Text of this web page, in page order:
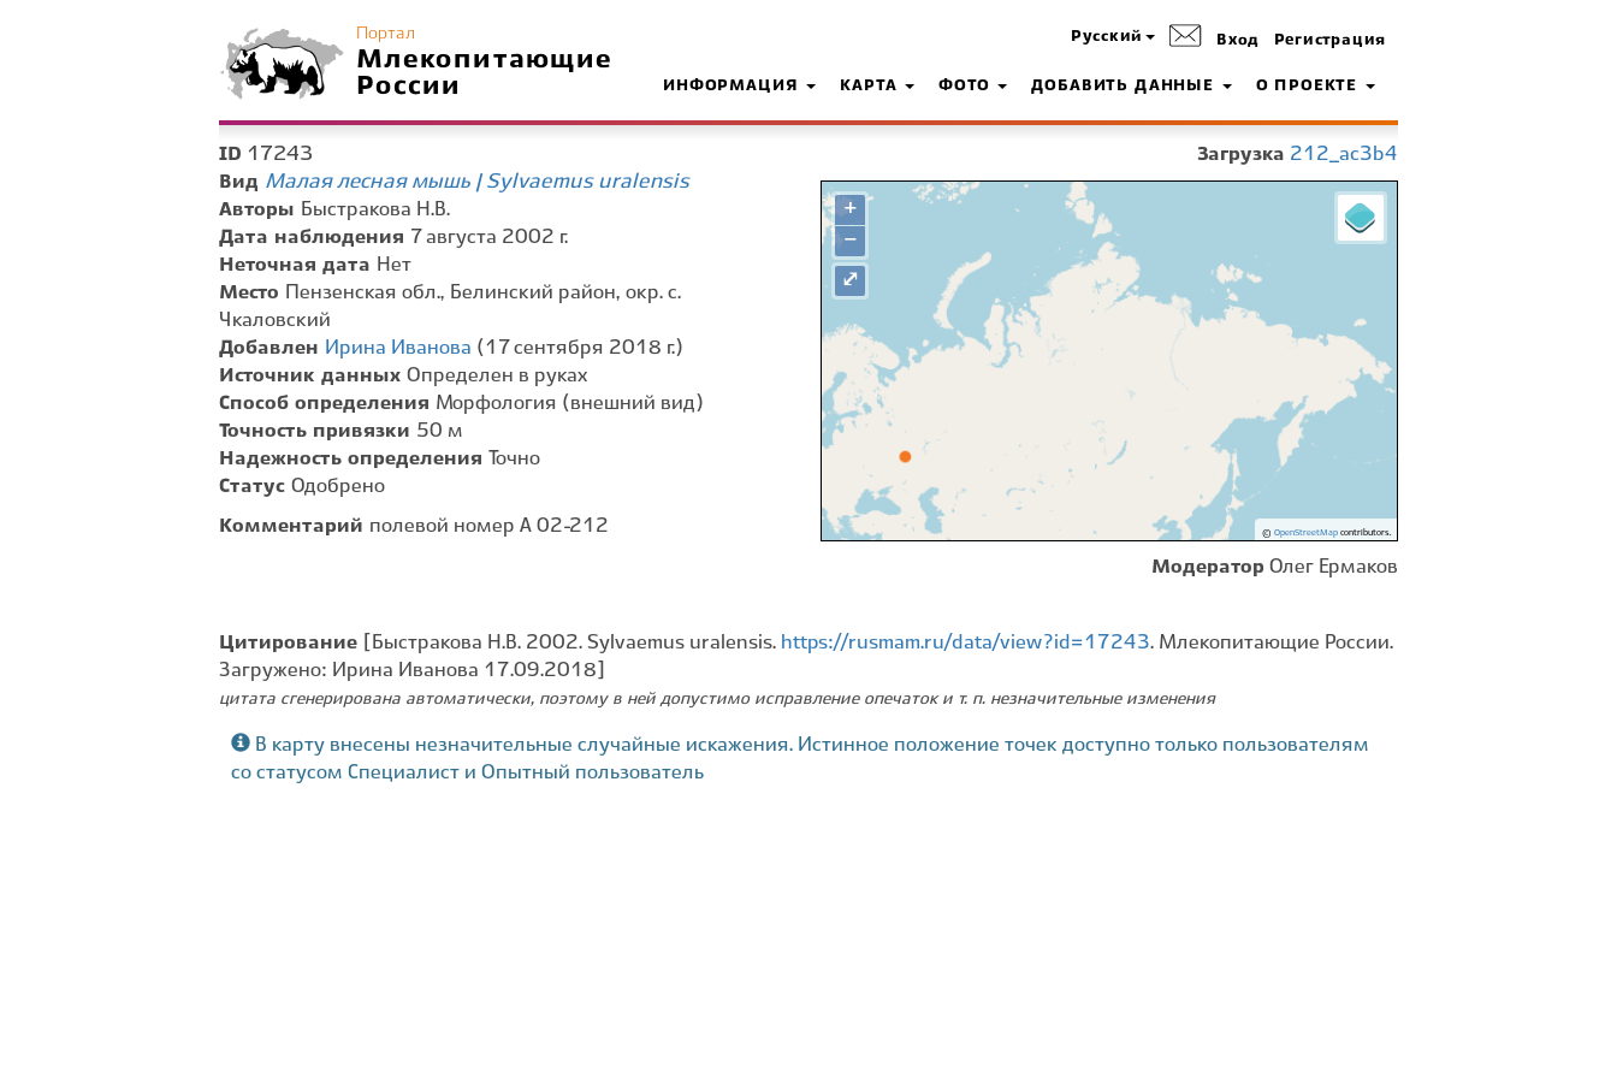
Портал
Млекопитающие
России
Русский Вход Регистрация
ИНФОРМАЦИЯ КАРТА ФОТО ДОБАВИТЬ ДАННЫЕ О ПРОЕКТЕ
ID 17243
Вид Малая лесная мышь | Sylvaemus uralensis
Авторы Быстракова Н.В.
Дата наблюдения 7 августа 2002 г.
Неточная дата Нет
Место
Пензенская обл., Белинский район, окр. с.
Чкаловский
Добавлен Ирина Иванова (17 сентября 2018 г.)
Источник данных Определен в руках
Способ определения Морфология (внешний вид)
Точность привязки 50 м
Надежность определения
Точно
Статус Одобрено
Комментарий полевой номер А 02-212
Загрузка 212_ac3b4
+
−
© OpenStreetMapcontributors.
⤢
Модератор Олег Ермаков
Цитирование [Быстракова Н.В. 2002. Sylvaemus uralensis. https://rusmam.ru/data/view?id=17243. Млекопитающие России.
Загружено: Ирина Иванова 17.09.2018]
цитата сгенерирована автоматически, поэтому в ней допустимо исправление опечаток и т. п. незначительные изменения
В карту внесены незначительные случайные искажения. Истинное положение точек доступно только пользователям
со статусом Специалист и Опытный пользователь